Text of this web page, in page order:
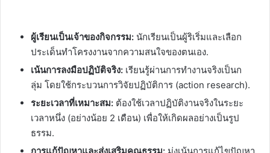
ผู้เรียนเป็นเจ้าของกิจกรรม: นักเรียนเป็นผู้ริเริ่มและเลือก
ประเด็นทำโครงงานจากความสนใจของตนเอง.
เน้นการลงมือปฏิบัติจริง: เรียนรู้ผ่านการทำงานจริงเป็นก
ลุ่ม โดยใช้กระบวนการวิจัยปฏิบัติการ (action research).
ระยะเวลาที่เหมาะสม: ต้องใช้เวลาปฏิบัติงานจริงในระยะ
เวลาหนึ่ง (อย่างน้อย 2 เดือน) เพื่อให้เกิดผลอย่างเป็นรูป
ธรรม.